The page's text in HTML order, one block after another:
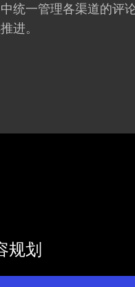
统一管理各渠道的评
进。
规划